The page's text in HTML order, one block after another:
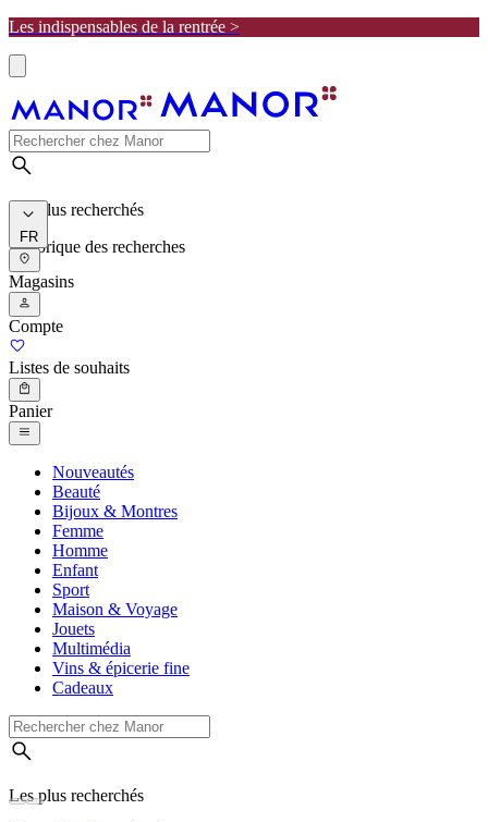
Les indispensables de la rentrée >
Les plus recherchés
Historique des recherches
FR
Magasins
Compte
Listes de souhaits
Panier
Nouveautés
Beauté
Bijoux & Montres
Femme
Homme
Enfant
Sport
Maison & Voyage
Jouets
Multimédia
Vins & épicerie fine
Cadeaux
Les plus recherchés